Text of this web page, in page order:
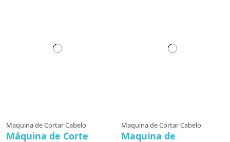
Maquina de Cortar Cabelo
Máquina de Corte
Maquina de Cortar Cabelo
Maquina de